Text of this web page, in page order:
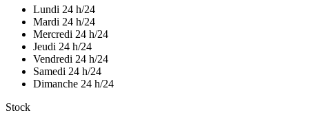
Lundi 24 h/24
Mardi 24 h/24
Mercredi 24 h/24
Jeudi 24 h/24
Vendredi 24 h/24
Samedi 24 h/24
Dimanche 24 h/24
Stock